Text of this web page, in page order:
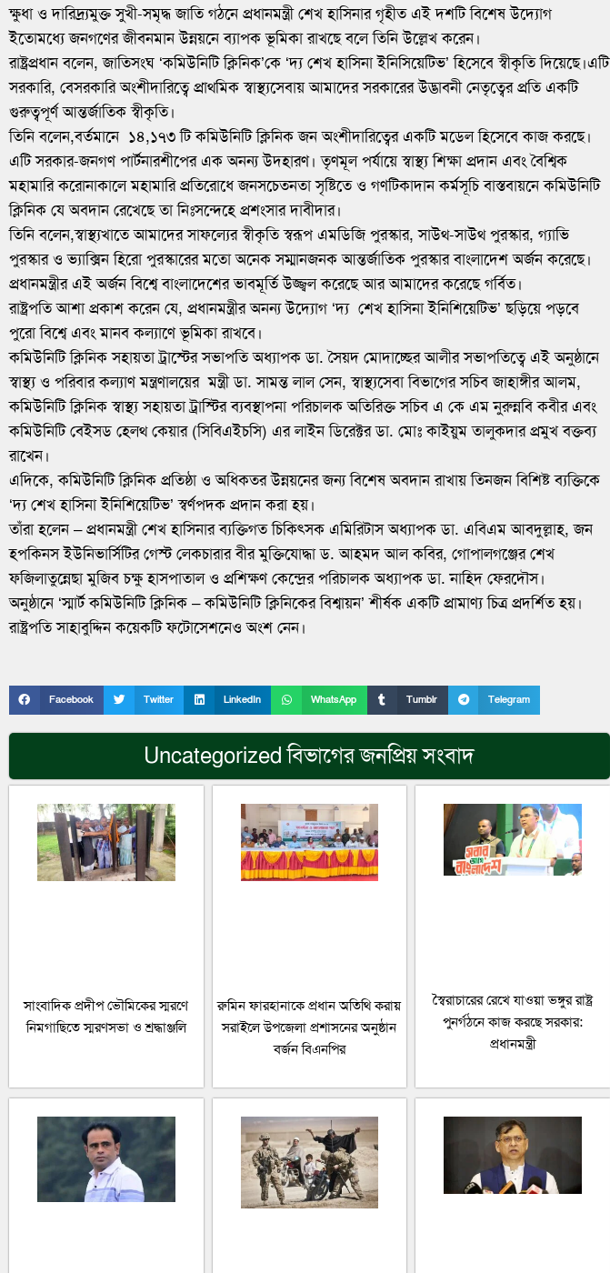
ক্ষুধা ও দারিদ্র্যমুক্ত সুখী-সমৃদ্ধ জাতি গঠনে প্রধানমন্ত্রী শেখ হাসিনার গৃহীত এই দশটি বিশেষ উদ্যোগ
ইতোমধ্যে জনগণের জীবনমান উন্নয়নে ব্যাপক ভূমিকা রাখছে বলে তিনি উল্লেখ করেন।
রাষ্ট্রপ্রধান বলেন, জাতিসংঘ ‘কমিউনিটি ক্লিনিক’কে ‘দ্য শেখ হাসিনা ইনিসিয়েটিভ’ হিসেবে স্বীকৃতি দিয়েছে।এটি
সরকারি, বেসরকারি অংশীদারিত্বে প্রাথমিক স্বাস্থ্যসেবায় আমাদের সরকারের উদ্ভাবনী নেতৃত্বের প্রতি একটি
গুরুত্বপূর্ণ আন্তর্জাতিক স্বীকৃতি।
তিনি বলেন,বর্তমানে ১৪,১৭৩ টি কমিউনিটি ক্লিনিক জন অংশীদারিত্বের একটি মডেল হিসেবে কাজ করছে।
এটি সরকার-জনগণ পার্টনারশীপের এক অনন্য উদহারণ। তৃণমূল পর্যায়ে স্বাস্থ্য শিক্ষা প্রদান এবং বৈশ্বিক
মহামারি করোনাকালে মহামারি প্রতিরোধে জনসচেতনতা সৃষ্টিতে ও গণটিকাদান কর্মসূচি বাস্তবায়নে কমিউনিটি
ক্লিনিক যে অবদান রেখেছে তা নিঃসন্দেহে প্রশংসার দাবীদার।
তিনি বলেন,স্বাস্থ্যখাতে আমাদের সাফল্যের স্বীকৃতি স্বরূপ এমডিজি পুরস্কার, সাউথ-সাউথ পুরস্কার, গ্যাভি
পুরস্কার ও ভ্যাক্সিন হিরো পুরস্কারের মতো অনেক সম্মানজনক আন্তর্জাতিক পুরস্কার বাংলাদেশ অর্জন করেছে।
প্রধানমন্ত্রীর এই অর্জন বিশ্বে বাংলাদেশের ভাবমূর্তি উজ্জ্বল করেছে আর আমাদের করেছে গর্বিত।
রাষ্ট্রপতি আশা প্রকাশ করেন যে, প্রধানমন্ত্রীর অনন্য উদ্যোগ ‘দ্য শেখ হাসিনা ইনিশিয়েটিভ’ ছড়িয়ে পড়বে
পুরো বিশ্বে এবং মানব কল্যাণে ভূমিকা রাখবে।
কমিউনিটি ক্লিনিক সহায়তা ট্রাস্টের সভাপতি অধ্যাপক ডা. সৈয়দ মোদাচ্ছের আলীর সভাপতিত্বে এই অনুষ্ঠানে
স্বাস্থ্য ও পরিবার কল্যাণ মন্ত্রণালয়ের মন্ত্রী ডা. সামন্ত লাল সেন, স্বাস্থ্যসেবা বিভাগের সচিব জাহাঙ্গীর আলম,
কমিউনিটি ক্লিনিক স্বাস্থ্য সহায়তা ট্রাস্টির ব্যবস্থাপনা পরিচালক অতিরিক্ত সচিব এ কে এম নুরুন্নবি কবীর এবং
কমিউনিটি বেইসড হেলথ কেয়ার (সিবিএইচসি) এর লাইন ডিরেক্টর ডা. মোঃ কাইয়ুম তালুকদার প্রমুখ বক্তব্য
রাখেন।
এদিকে, কমিউনিটি ক্লিনিক প্রতিষ্ঠা ও অধিকতর উন্নয়নের জন্য বিশেষ অবদান রাখায় তিনজন বিশিষ্ট ব্যক্তিকে
‘দ্য শেখ হাসিনা ইনিশিয়েটিভ’ স্বর্ণপদক প্রদান করা হয়।
তাঁরা হলেন – প্রধানমন্ত্রী শেখ হাসিনার ব্যক্তিগত চিকিৎসক এমিরিটাস অধ্যাপক ডা. এবিএম আবদুল্লাহ, জন
হপকিনস ইউনিভার্সিটির গেস্ট লেকচারার বীর মুক্তিযোদ্ধা ড. আহমদ আল কবির, গোপালগঞ্জের শেখ
ফজিলাতুন্নেছা মুজিব চক্ষু হাসপাতাল ও প্রশিক্ষণ কেন্দ্রের পরিচালক অধ্যাপক ডা. নাহিদ ফেরদৌস।
অনুষ্ঠানে ‘স্মার্ট কমিউনিটি ক্লিনিক – কমিউনিটি ক্লিনিকের বিশ্বায়ন’ শীর্ষক একটি প্রামাণ্য চিত্র প্রদর্শিত হয়।
রাষ্ট্রপতি সাহাবুদ্দিন কয়েকটি ফটোসেশনেও অংশ নেন।
Facebook Twitter LinkedIn WhatsApp Tumblr Telegram
Uncategorizedবিভাগের জনপ্রিয় সংবাদ
সাংবাদিক প্রদীপ ভৌমিকের স্মরণে
নিমগাছিতে স্মরণসভা ও শ্রদ্ধাঞ্জলি
রুমিন ফারহানাকে প্রধান অতিথি করায়
সরাইলে উপজেলা প্রশাসনের অনুষ্ঠান
বর্জন বিএনপির
স্বৈরাচারের রেখে যাওয়া ভঙ্গুর রাষ্ট্র
পুনর্গঠনে কাজ করছে সরকার:
প্রধানমন্ত্রী